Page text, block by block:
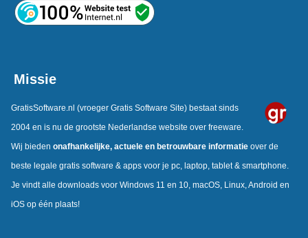
Missie
GratisSoftware.nl (vroeger Gratis Software Site) bestaat sinds
2004 en is nu de grootste Nederlandse website over freeware.
Wij bieden onafhankelijke, actuele en betrouwbare informatieover de
beste legale gratis software & apps voor je pc, laptop, tablet & smartphone.
Je vindt alle downloads voor Windows 11 en 10, macOS, Linux, Android en
iOS op één plaats!